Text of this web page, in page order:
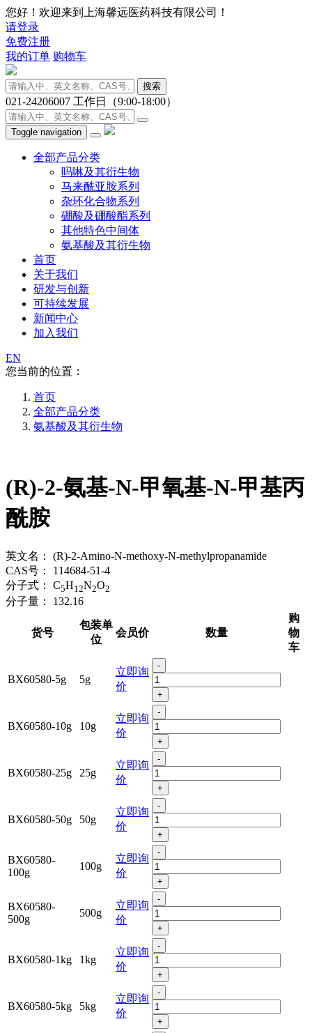
您好！欢迎来到上海馨远医药科技有限公司！
请登录
免费注册
我的订单 购物车
搜索
021-24206007 工作日（9:00-18:00）
Toggle navigation
全部产品分类
吗啉及其衍生物
马来酰亚胺系列
杂环化合物系列
硼酸及硼酸酯系列
其他特色中间体
氨基酸及其衍生物
首页
关于我们
研发与创新
可持续发展
新闻中心
加入我们
EN
您当前的位置：
首页
全部产品分类
氨基酸及其衍生物
(R)-2-氨基-N-甲氧基-N-甲基丙
酰胺
英文名：
(R)-2-Amino-N-methoxy-N-methylpropanamide
CAS号：
114684-51-4
分子式：
C5H12N2O2
分子量： 132.16
货号
包装单
位
会员价 数量
购
物
车
BX60580-5g 5g
立即询
价
-
+
BX60580-10g 10g
立即询
价
-
+
BX60580-25g 25g
立即询
价
-
+
BX60580-50g 50g
立即询
价
-
+
BX60580-
100g
100g
立即询
价
-
+
BX60580-
500g
500g
立即询
价
-
+
BX60580-1kg 1kg
立即询
价
-
+
BX60580-5kg 5kg
立即询
价
-
+